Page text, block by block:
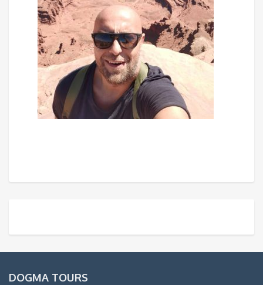
DOGMA TOURS